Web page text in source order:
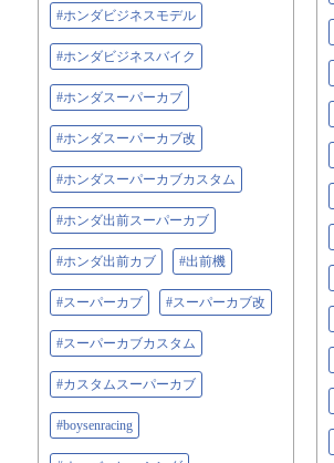
#ホンダビジネスモデル
#ホンダビジネスバイク
#ホンダスーパーカブ
#ホンダスーパーカブ改
#ホンダスーパーカブカスタム
#ホンダ出前スーパーカブ
#ホンダ出前カブ #出前機
#スーパーカブ #スーパーカブ改
#スーパーカブカスタム
#カスタムスーパーカブ
#boysenracing